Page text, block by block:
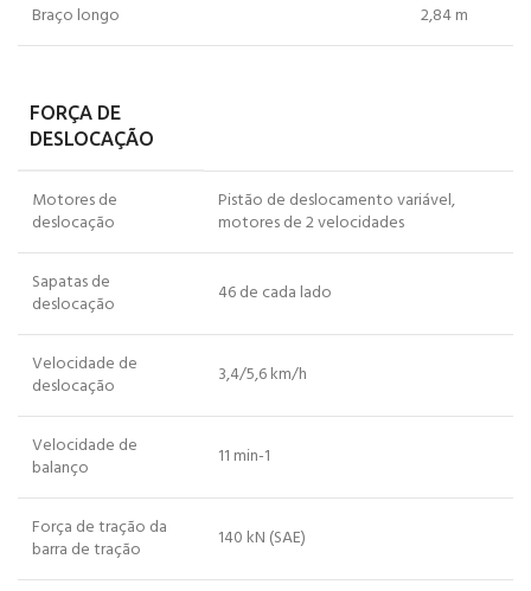
Braço longo 2,84 m
FORÇA DE
DESLOCAÇÃO
Motores de
deslocação
Pistão de deslocamento variável,
motores de 2 velocidades
Sapatas de
deslocação
46 de cada lado
Velocidade de
deslocação
3,4/5,6 km/h
Velocidade de
balanço
11 min-1
Força de tração da
barra de tração
140 kN (SAE)